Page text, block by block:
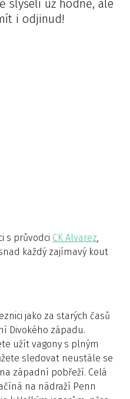
slyšeli už hodně, ale
i odjinud!
s průvodci CK Alvarez,
každý zajímavý kout
jako za starých časů
Divokého západu.
užít vagony s plným
sledovat neustále se
západní pobřeží. Celá
na nádraží Penn